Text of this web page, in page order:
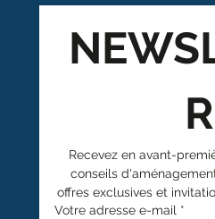
R
Recevez en avant-
conseils
offres exclusives et
Votre adresse e-mail *